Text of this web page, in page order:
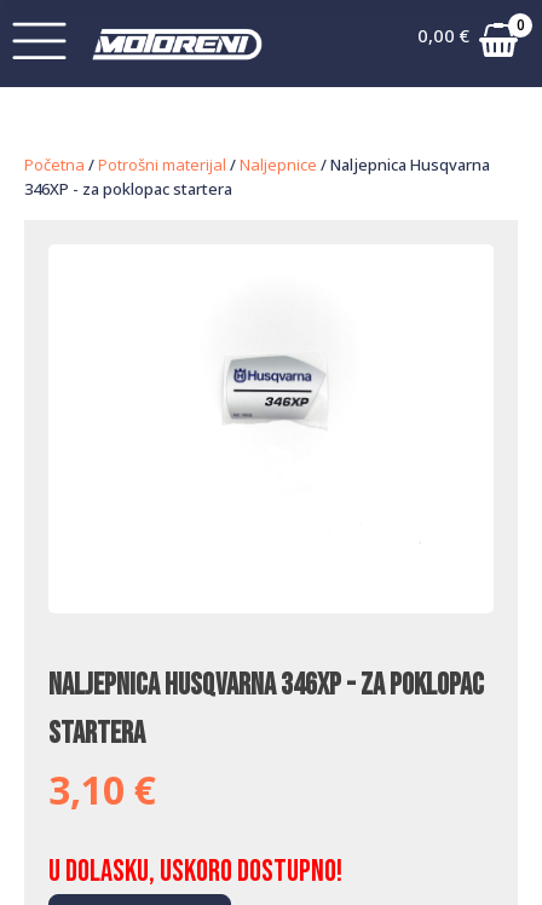
0,00 € 0
Početna /Potrošni materijal /Naljepnice / Naljepnica Husqvarna
346XP - za poklopac startera
Naljepnica Husqvarna 346XP - za poklopac
startera
3,10 €
U dolasku, uskoro dostupno!